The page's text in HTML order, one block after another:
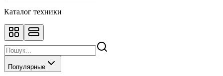
Каталог техники
Популярные